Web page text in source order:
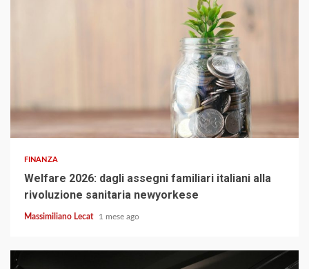
FINANZA
Welfare 2026: dagli assegni familiari italiani alla
rivoluzione sanitaria newyorkese
Massimiliano Lecat 1 mese ago